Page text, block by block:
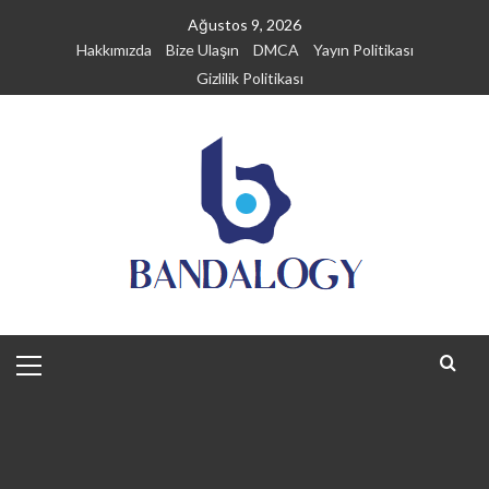
Ağustos 9, 2026
Hakkımızda
Bize Ulaşın DMCA
Yayın Politikası
Gizlilik Politikası
Menu